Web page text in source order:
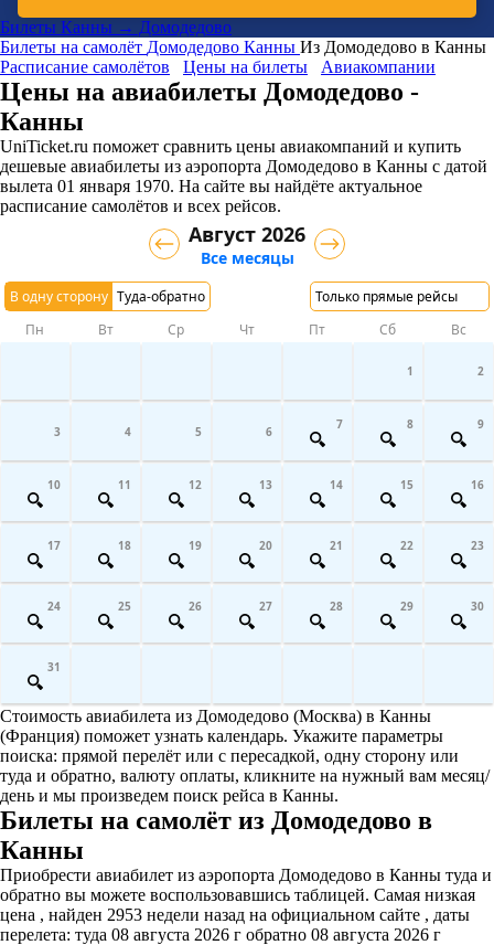
Билеты Канны → Домодедово
Билеты на самолёт Домодедово Канны Из Домодедово в Канны
Расписание самолётов
Цены на билеты Авиакомпании
Цены на авиабилеты Домодедово -
Канны
UniTicket.ru поможет сравнить цены авиакомпаний и купить
дешевые авиабилеты из аэропорта Домодедово в Канны с датой
вылета 01 января 1970. На сайте вы найдёте актуальное
расписание самолётов и всех рейсов.
В одну сторону Туда-обратно Только прямые рейсы
Август 2026
Все месяцы
Пн Вт Ср Чт Пт Сб Вс
1 2
3 4 5 6 7 8 9
10 11 12 13 14 15 16
17 18 19 20 21 22 23
24 25 26 27 28 29 30
31
Стоимость авиабилета из Домодедово (Москва) в Канны
(Франция) поможет узнать календарь. Укажите параметры
поиска: прямой перелёт или с пересадкой, одну сторону или
туда и обратно, валюту оплаты, кликните на нужный вам месяц/
день и мы произведем поиск рейса в Канны.
Билеты на самолёт из Домодедово в
Канны
Приобрести авиабилет из аэропорта Домодедово в Канны туда и
обратно вы можете воспользовавшись таблицей. Самая низкая
цена , найден 2953 недели назад на официальном сайте , даты
перелета: туда 08 августа 2026 г обратно 08 августа 2026 г